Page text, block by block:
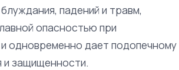
падений и травм,
опасностью при
одновременно дает подопечному
и защищенности.